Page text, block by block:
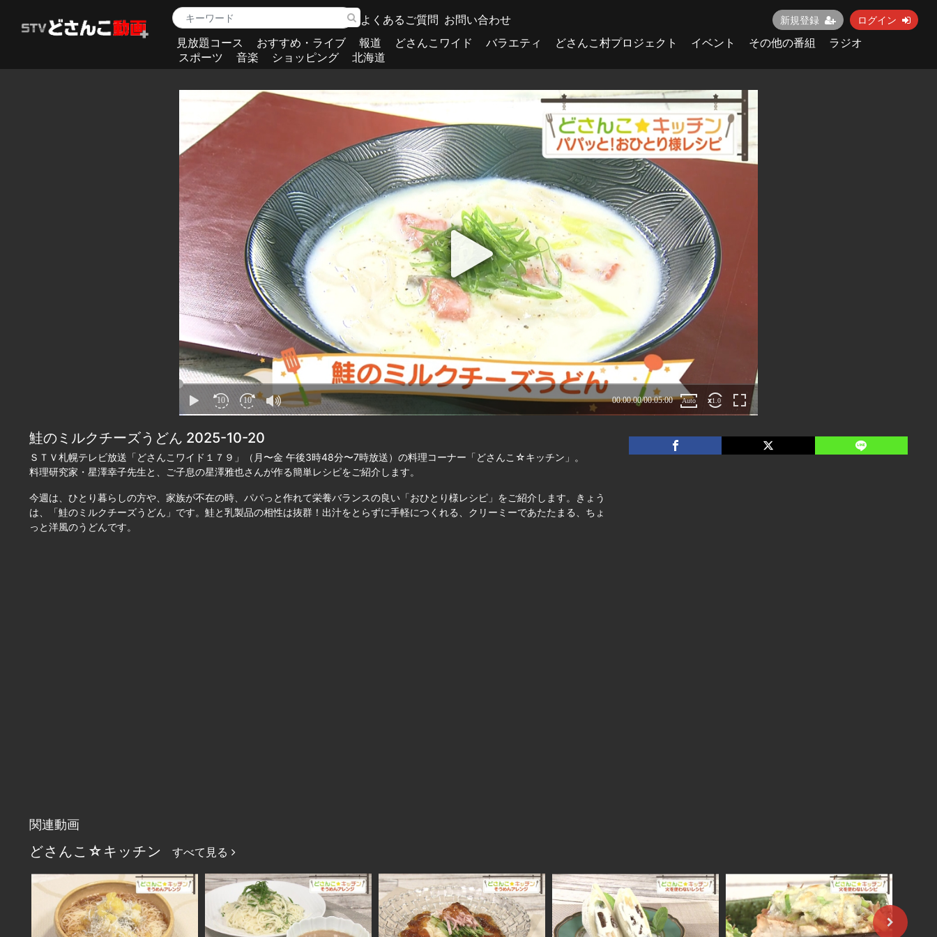
よくあるご質問 お問い合わせ 新規登録 ログイン
見放題コース おすすめ・ライブ 報道 どさんこワイド バラエティ どさんこ村プロジェクト イベント その他の番組
ラジオ
スポーツ
音楽 ショッピング 北海道
鮭のミルクチーズうどん 2025-10-20
ＳＴＶ札幌テレビ放送「どさんこワイド１７９」（月〜金 午後3時48分〜7時放送）の料理コーナー「どさんこ☆キッチン」。
料理研究家・星澤幸子先生と、ご子息の星澤雅也さんが作る簡単レシピをご紹介します。
今週は、ひとり暮らしの方や、家族が不在の時、パパっと作れて栄養バランスの良い「おひとり様レシピ」をご紹介します。きょう
は、「鮭のミルクチーズうどん」です。鮭と乳製品の相性は抜群！出汁をとらずに手軽につくれる、クリーミーであたたまる、ちょ
っと洋風のうどんです。
関連動画
どさんこ☆キッチン すべて見る